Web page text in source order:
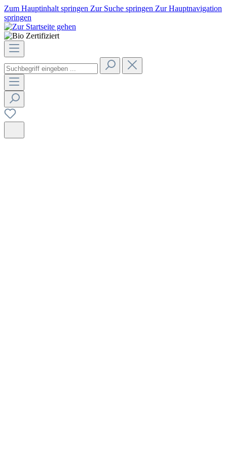
Zum Hauptinhalt springen Zur Suche springen Zur Hauptnavigation
springen